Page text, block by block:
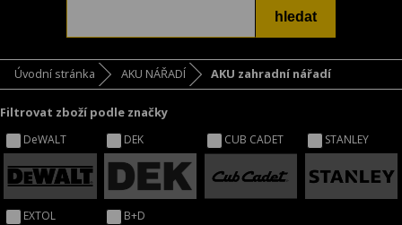
Úvodní stránka AKU NÁŘADÍ AKU zahradní nářadí
Filtrovat zboží podle značky
DeWALT DEK CUB CADET STANLEY
EXTOL B+D